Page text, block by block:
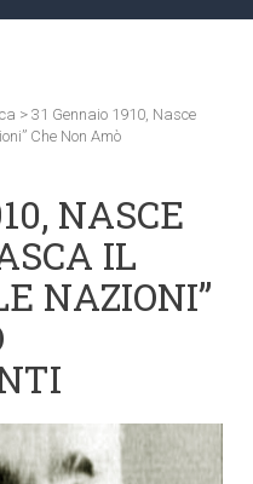
> 31 Gennaio 1910, Nasce
Che Non Amò
NASCE
IL
NAZIONI”